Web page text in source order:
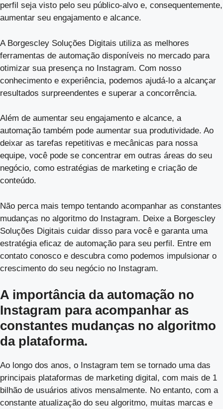
perfil seja visto pelo seu público-alvo e, consequentemente,
aumentar seu engajamento e alcance.
A Borgescley Soluções Digitais utiliza as melhores
ferramentas de automação disponíveis no mercado para
otimizar sua presença no Instagram. Com nosso
conhecimento e experiência, podemos ajudá-lo a alcançar
resultados surpreendentes e superar a concorrência.
Além de aumentar seu engajamento e alcance, a
automação também pode aumentar sua produtividade. Ao
deixar as tarefas repetitivas e mecânicas para nossa
equipe, você pode se concentrar em outras áreas do seu
negócio, como estratégias de marketing e criação de
conteúdo.
Não perca mais tempo tentando acompanhar as constantes
mudanças no algoritmo do Instagram. Deixe a Borgescley
Soluções Digitais cuidar disso para você e garanta uma
estratégia eficaz de automação para seu perfil. Entre em
contato conosco e descubra como podemos impulsionar o
crescimento do seu negócio no Instagram.
A importância da automação no
Instagram para acompanhar as
constantes mudanças no algoritmo
da plataforma.
Ao longo dos anos, o Instagram tem se tornado uma das
principais plataformas de marketing digital, com mais de 1
bilhão de usuários ativos mensalmente. No entanto, com a
constante atualização do seu algoritmo, muitas marcas e